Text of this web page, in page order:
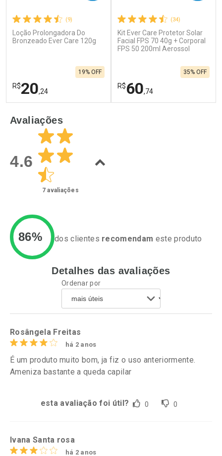
(9)
Loção Prolongadora Do
Bronzeado Ever Care 120g
R$20,24
19% OFF
Laboratório
Ativar Desconto
Comprar sem Desconto
Por R$ 20,24/cada
Por Menos
Comprar sem Desconto
(34)
Kit Ever Care Protetor Solar
Facial FPS 70 40g + Corporal
FPS 50 200ml Aerossol
R$60,74
35% OFF
Ativar Desconto
Comprar sem Desconto
Por R$ 60,74/cada
Avaliações
4.6
7 avaliações
86% dos clientes recomendam este produto
Detalhes das avaliações
Ordenar por
Rosângela Freitas
há 2 anos
É um produto muito bom, ja fiz o uso anteriormente.
Ameniza bastante a queda capilar
esta avaliação foi útil? 0 0
Ivana Santa rosa
há 2 anos